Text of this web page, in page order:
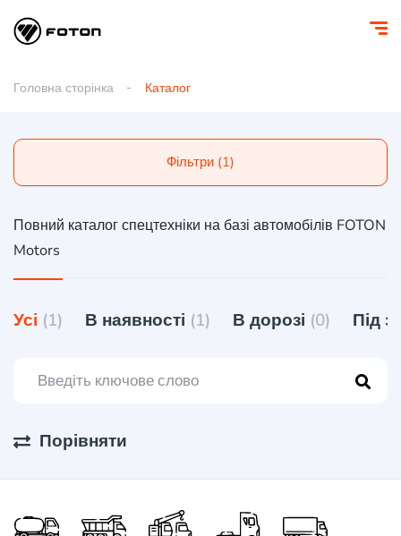
Головна сторінка Каталог
Фільтри (1)
Повний каталог спецтехніки на базі автомобілів FOTON
Motors
Усі (1) В наявності (1) В дорозі (0) Під
Порівняти